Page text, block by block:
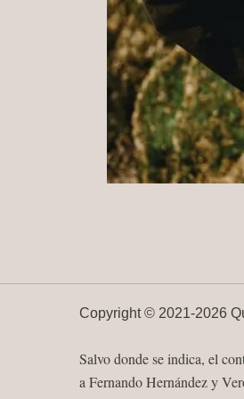
Copyright © 2021-2026
Salvo donde se indica, el
a Fernando Hernández y